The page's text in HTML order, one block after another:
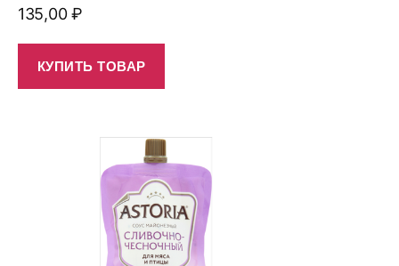
135,00₽
КУПИТЬ ТОВАР